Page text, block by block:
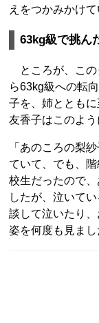
えをつかみかけて
63kg級で挑ん
ところが、この
ら63kg級への転
子を、姉ととも
友香子はこのよう
「あのころの梨
ていて、でも、
校生だったので
したが、泣いて
談して泣いたり
姿を何度も見まし